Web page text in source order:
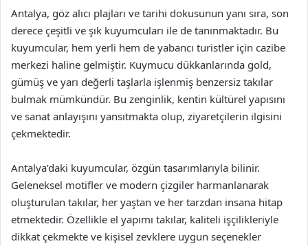
Antalya, göz alıcı plajları ve tarihi dokusunun yanı sıra, son
derece çeşitli ve şık kuyumcuları ile de tanınmaktadır. Bu
kuyumcular, hem yerli hem de yabancı turistler için cazibe
merkezi haline gelmiştir. Kuymucu dükkanlarında gold,
gümüş ve yarı değerli taşlarla işlenmiş benzersiz takılar
bulmak mümkündür. Bu zenginlik, kentin kültürel yapısını
ve sanat anlayışını yansıtmakta olup, ziyaretçilerin ilgisini
çekmektedir.
Antalya’daki kuyumcular, özgün tasarımlarıyla bilinir.
Geleneksel motifler ve modern çizgiler harmanlanarak
oluşturulan takılar, her yaştan ve her tarzdan insana hitap
etmektedir. Özellikle el yapımı takılar, kaliteli işçilikleriyle
dikkat çekmekte ve kişisel zevklere uygun seçenekler